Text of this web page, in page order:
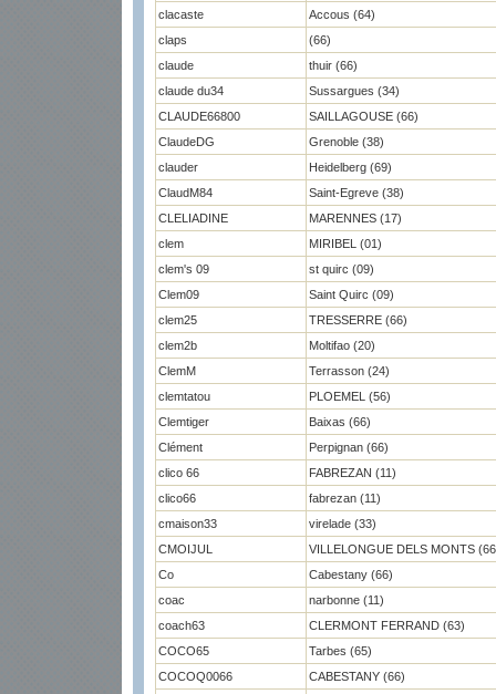
clacaste
Accous (64)
claps
(66)
claude
thuir (66)
claude du34
Sussargues (34)
CLAUDE66800
SAILLAGOUSE (66)
ClaudeDG
Grenoble (38)
clauder
Heidelberg (69)
ClaudM84
Saint-Egreve (38)
CLELIADINE
MARENNES (17)
clem
MIRIBEL (01)
clem's 09
st quirc (09)
Clem09
Saint Quirc (09)
clem25
TRESSERRE (66)
clem2b
Moltifao (20)
ClemM
Terrasson (24)
clemtatou
PLOEMEL (56)
Clemtiger
Baixas (66)
Clément
Perpignan (66)
clico 66
FABREZAN (11)
clico66
fabrezan (11)
cmaison33
virelade (33)
CMOIJUL
VILLELONGUE DELS MONTS
Co
Cabestany (66)
coac
narbonne (11)
coach63
CLERMONT FERRAND (63)
COCO65
Tarbes (65)
COCOQ0066
CABESTANY (66)